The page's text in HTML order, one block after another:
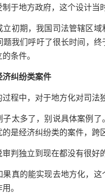
于地方政府，这个设计当
立初期，我国司法管辖区
题我们呼吁了很长时间，
条件。
济纠纷类案件
程中，对于地方化对司法
太多了，别说具体案例
是经济纠纷类的案件，跨
判独立到现在都没有很好
果真的能实现去地方化，
。